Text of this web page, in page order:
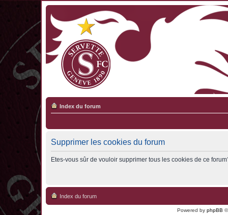
Index du forum
Supprimer les cookies du forum
Etes-vous sûr de vouloir supprimer tous les cookies de ce
Index du forum
Powered by phpBB